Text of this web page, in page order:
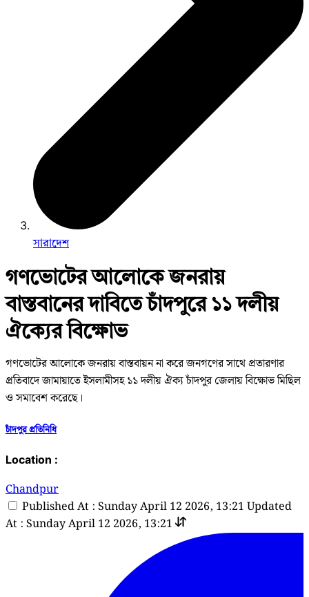
সারাদেশ
গণভোটের আলোকে জনরায়
বাস্তবানের দাবিতে চাঁদপুরে ১১ দলীয়
ঐক্যের বিক্ষোভ
গণভোটের আলোকে জনরায় বাস্তবায়ন না করে জনগণের সাথে প্রতারণার
প্রতিবাদে জামায়াতে ইসলামীসহ ১১ দলীয় ঐক্য চাঁদপুর জেলায় বিক্ষোভ মিছিল
ও সমাবেশ করেছে।
চাঁদপুর প্রতিনিধি
Location :
Chandpur
Published At : Sunday April 12 2026, 13:21 Updated
At : Sunday April 12 2026, 13:21